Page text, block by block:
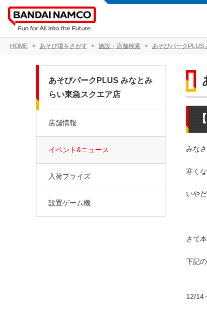
HOME あそび場をさがす 施設・店舗検索 あそびパークPLUS
みな
寒く
いや
さて
下記
12/
あそびパークPLUS みなとみ
らい東急スクエア店
店舗情報
イベント&ニュース
入荷プライズ
設置ゲーム機